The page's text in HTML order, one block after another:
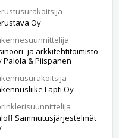
Oy
ja arkkitehtitoimisto
Palola & Piispanen
Lapti Oy
Sammutusjärjestelmät